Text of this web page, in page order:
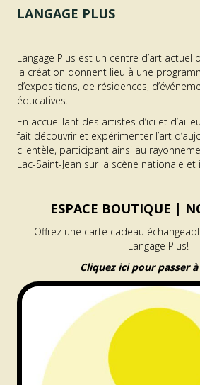
LANGAGE PLUS
Langage Plus est un centre d’art actuel
la création donnent lieu à une
d’expositions, de résidences,
éducatives.
En accueillant des artistes d’ici et
fait découvrir et expérimenter l’art
clientèle, participant ainsi au
Lac-Saint-Jean sur la scène nationale et
ESPACE BOUTIQUE |
Offrez une carte cadeau
Langage Plus!
Cliquez ici pour passer